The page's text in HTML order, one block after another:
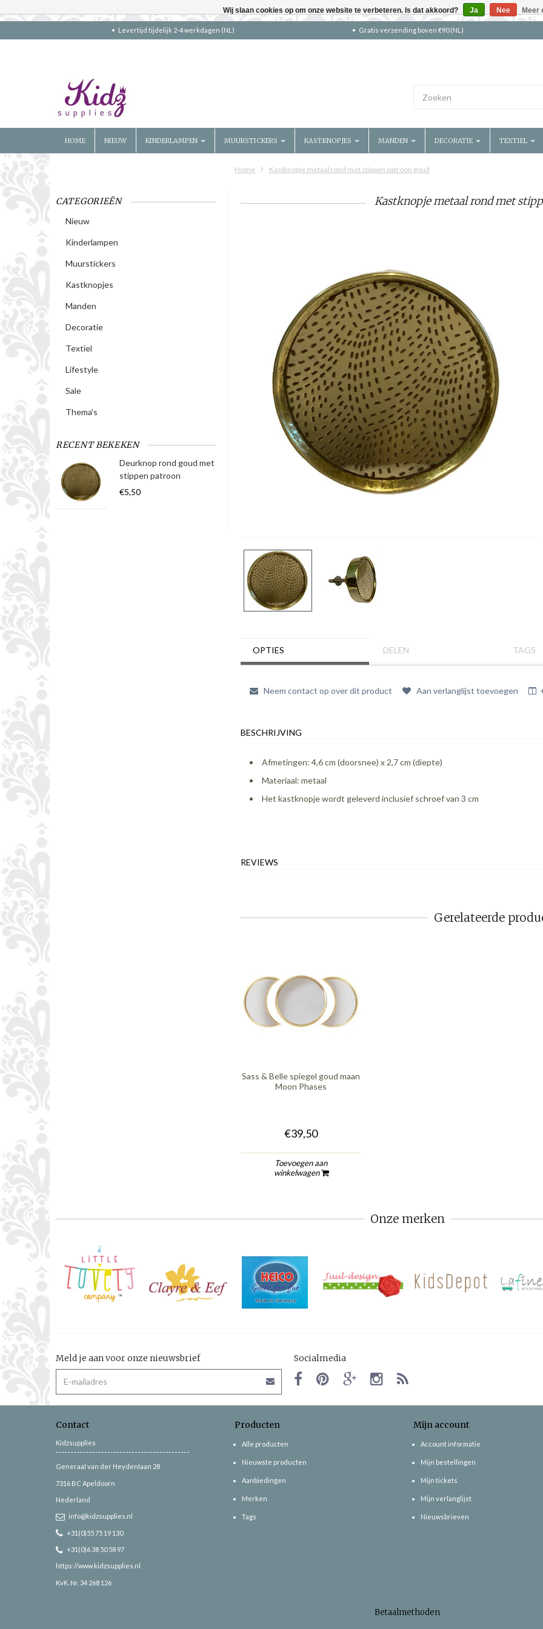
Levertijd tijdelijk 2-4 werkdagen (NL) Gratis verzending boven €90 (NL)
HOME NIEUW KINDERLAMPEN MUURSTICKERS KASTKNOPJES MANDEN DECORATIE TEXTIEL
Home Kastknopje metaal rond met stippen patroon goud
CATEGORIEËN
Nieuw
Kinderlampen
Muurstickers
Kastknopjes
Manden
Decoratie
Textiel
Lifestyle
Sale
Thema's
RECENT BEKEKEN
Deurknop rond goud met
stippen patroon
€5,50
Kastknopje metaal rond met
OPTIES DELEN TAGS
Neem contact op over dit product Aan verlanglijst toevoegen
BESCHRIJVING
Afmetingen: 4,6 cm (doorsnee) x 2,7 cm (diepte)
Materiaal: metaal
Het kastknopje wordt geleverd inclusief schroef van 3 cm
REVIEWS
Gerelateerde
Sass & Belle spiegel goud maan
Moon Phases
€39,50
Toevoegen aan
winkelwagen
Onze merken
Meld je aan voor onze nieuwsbrief Socialmedia
Contact
Kidzsupplies
Generaal van der Heydenlaan 28
7316 BC Apeldoorn
Nederland
info@kidzsupplies.nl
+31(0)55 75 19 130
+31(0)6 38 50 58 97
https://www.kidzsupplies.nl
KvK. Nr. 34 268 126
Producten
Alle producten
Nieuwste producten
Aanbiedingen
Merken
Tags
Mijn account
Account informatie
Mijn bestellingen
Mijn tickets
Mijn verlanglijst
Nieuwsbrieven
Betaalmethoden
Wij slaan cookies op om onze website te verbeteren. Is dat akkoord? Ja Nee Meer